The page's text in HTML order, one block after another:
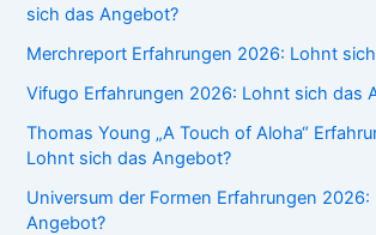
sich das Angebot?
Merchreport Erfahrungen 2026: Lohnt
Vifugo Erfahrungen 2026: Lohnt sich das
Thomas Young „A Touch of Aloha“
Lohnt sich das Angebot?
Universum der Formen Erfahrungen
Angebot?